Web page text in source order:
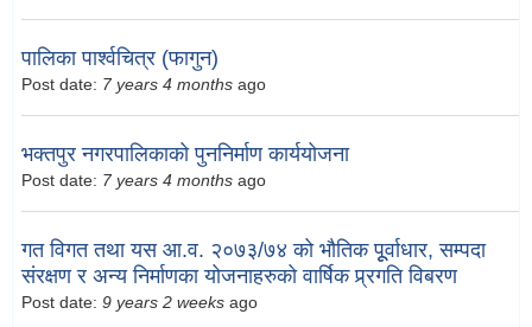
पालिका पार्श्वचित्र (फागुन)
Post date: 7 years 4 months ago
भक्तपुर नगरपालिकाको पुननिर्माण कार्ययोजना
Post date: 7 years 4 months ago
गत विगत तथा यस आ.व. २०७३/७४ को भौतिक पूूर्वाधार, सम्पदा
संरक्षण र अन्य निर्माणका योजनाहरुको वार्षिक प्र्रगति विबरण
Post date: 9 years 2 weeks ago